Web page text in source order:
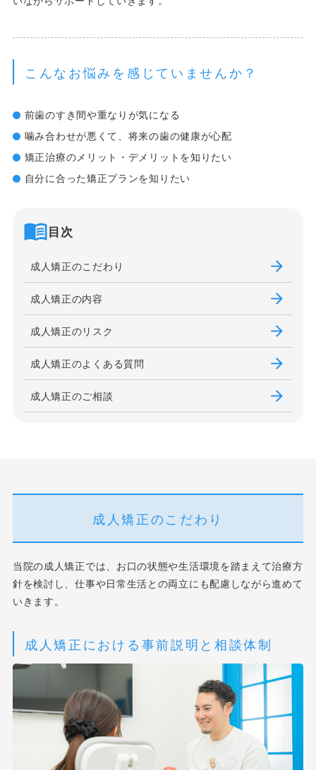
こんなお悩みを感じていませんか？
前歯のすき間や重なりが気になる
噛み合わせが悪くて、将来の歯の健康が心配
矯正治療のメリット・デメリットを知りたい
自分に合った矯正プランを知りたい
目次
成人矯正のこだわり
成人矯正の内容
成人矯正のリスク
成人矯正のよくある質問
成人矯正のご相談
成人矯正のこだわり
当院の成人矯正では、お口の状態や生活環境を踏まえて治療方
針を検討し、仕事や日常生活との両立にも配慮しながら進めて
いきます。
成人矯正における事前説明と相談体制